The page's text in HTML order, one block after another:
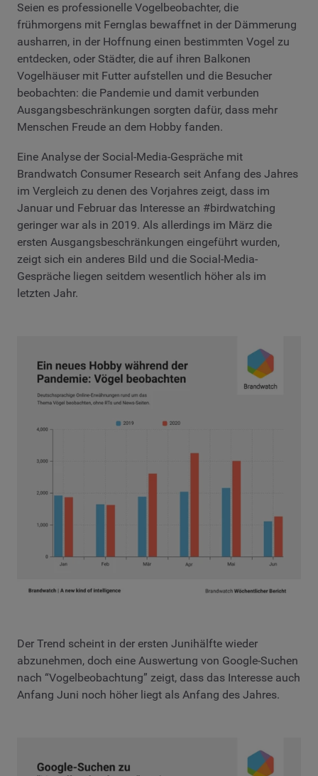
Seien es professionelle Vogelbeobachter, die
frühmorgens mit Fernglas bewaffnet in der Dämmerung
ausharren, in der Hoffnung einen bestimmten Vogel zu
entdecken, oder Städter, die auf ihren Balkonen
Vogelhäuser mit Futter aufstellen und die Besucher
beobachten: die Pandemie und damit verbunden
Ausgangsbeschränkungen sorgten dafür, dass mehr
Menschen Freude an dem Hobby fanden.
Eine Analyse der Social-Media-Gespräche mit
Brandwatch Consumer Research seit Anfang des Jahres
im Vergleich zu denen des Vorjahres zeigt, dass im
Januar und Februar das Interesse an #birdwatching
geringer war als in 2019. Als allerdings im März die
ersten Ausgangsbeschränkungen eingeführt wurden,
zeigt sich ein anderes Bild und die Social-Media-
Gespräche liegen seitdem wesentlich höher als im
letzten Jahr.
Der Trend scheint in der ersten Junihälfte wieder
abzunehmen, doch eine Auswertung von Google-Suchen
nach “Vogelbeobachtung” zeigt, dass das Interesse auch
Anfang Juni noch höher liegt als Anfang des Jahres.